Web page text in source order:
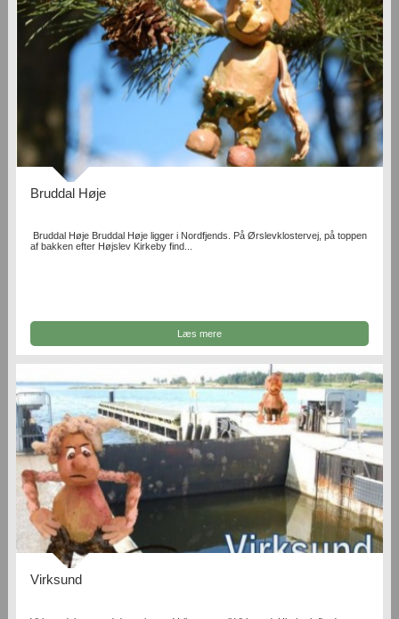
Bruddal Høje
Bruddal Høje Bruddal Høje ligger i Nordfjends. På Ørslevklostervej, på toppen
af bakken efter Højslev Kirkeby find...
Læs mere
Virksund